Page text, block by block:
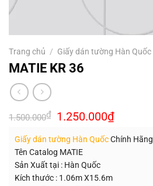
Trang chủ / Giấy dán tường Hàn Quốc
MATIE KR 36
1.500.000₫ Giá
gốc
1.500.000₫.
1.250.000₫Giá
hiện
là:
Giấy dán tường Hàn QuốcChính Hãng
Tên Catalog MATIE
Sản Xuất tại : Hàn Quốc
Kích thước : 1.06m X15.6m